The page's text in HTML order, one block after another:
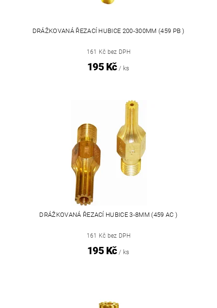
DRÁŽKOVANÁ ŘEZACÍ HUBICE 200-300MM (459 PB )
161 Kč bez DPH
195 Kč / ks
DRÁŽKOVANÁ ŘEZACÍ HUBICE 3-8MM (459 AC )
161 Kč bez DPH
195 Kč / ks